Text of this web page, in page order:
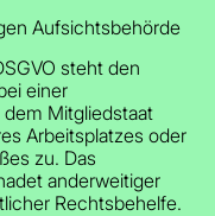
Aufsichts­behörde
steht den
einer
Mitgliedstaat
Arbeitsplatzes oder
zu. Das
anderweitiger
Rechtsbehelfe.